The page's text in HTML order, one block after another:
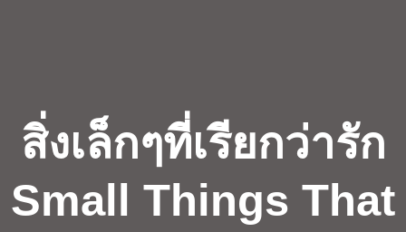
สิ่งเล็กๆที่เรียกว่ารัก
Small Things That